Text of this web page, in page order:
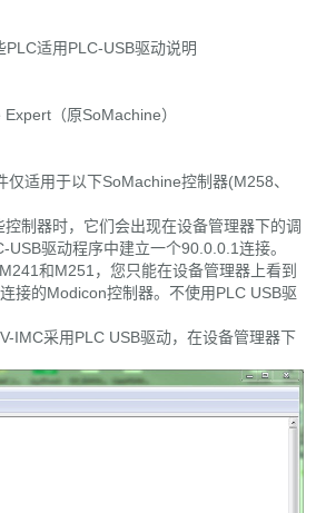
适用PLC-USB驱动说明
（原SoMachine）
仅适用于以下SoMachine控制器(M258、
控制器时，它们会出现在设备管理器下的调
USB驱动程序中建立一个90.0.0.1连接。
和M251，您只能在设备管理器上看到
接的Modicon控制器。不使用PLC USB驱
IMC采用PLC USB驱动，在设备管理器下